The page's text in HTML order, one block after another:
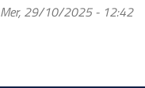
Mer, 29/10/2025 - 12:42